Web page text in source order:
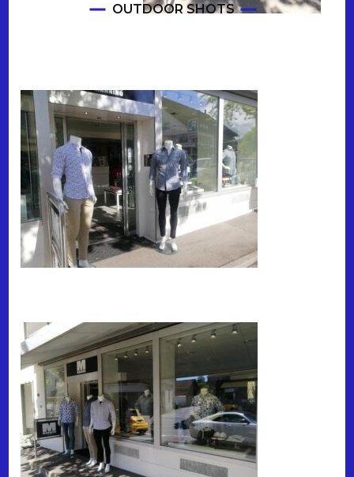
OUTDOOR SHOTS